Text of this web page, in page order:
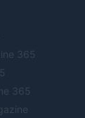
365
365